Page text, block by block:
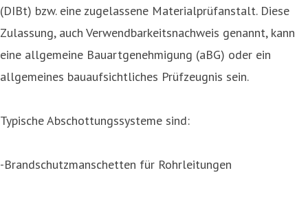
(DIBt) bzw. eine zugelassene Materialprüfanstalt. Diese
Zulassung, auch Verwendbarkeitsnachweis genannt, kann
eine allgemeine Bauartgenehmigung (aBG) oder ein
allgemeines bauaufsichtliches Prüfzeugnis sein.
Typische Abschottungssysteme sind:
-Brandschutzmanschetten für Rohrleitungen